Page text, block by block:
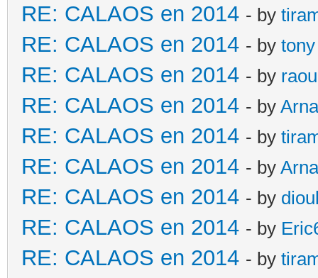
RE: CALAOS en 2014 - by
RE: CALAOS en 2014 - by tony
RE: CALAOS en 2014 - by
RE: CALAOS en 2014 - by
RE: CALAOS en 2014 - by
RE: CALAOS en 2014 - by
RE: CALAOS en 2014 - by
RE: CALAOS en 2014 - by
RE: CALAOS en 2014 - by